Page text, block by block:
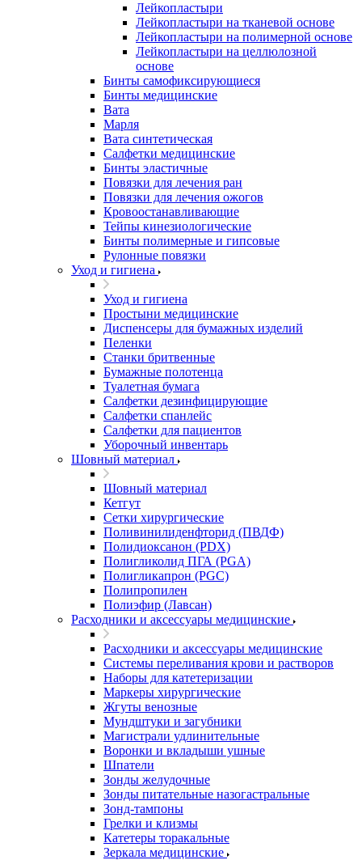
Лейкопластыри
Лейкопластыри на тканевой основе
Лейкопластыри на полимерной основе
Лейкопластыри на целлюлозной
основе
Бинты самофиксирующиеся
Бинты медицинские
Вата
Марля
Вата синтетическая
Салфетки медицинские
Бинты эластичные
Повязки для лечения ран
Повязки для лечения ожогов
Кровоостанавливающие
Тейпы кинезиологические
Бинты полимерные и гипсовые
Рулонные повязки
Уход и гигиена
Уход и гигиена
Простыни медицинские
Диспенсеры для бумажных изделий
Пеленки
Станки бритвенные
Бумажные полотенца
Туалетная бумага
Салфетки дезинфицирующие
Салфетки спанлейс
Салфетки для пациентов
Уборочный инвентарь
Шовный материал
Шовный материал
Кетгут
Сетки хирургические
Поливинилиденфторид (ПВДФ)
Полидиоксанон (PDX)
Полигликолид ПГА (PGA)
Полигликапрон (PGC)
Полипропилен
Полиэфир (Лавсан)
Расходники и аксессуары медицинские
Расходники и аксессуары медицинские
Системы переливания крови и растворов
Наборы для катетеризации
Маркеры хирургические
Жгуты венозные
Мундштуки и загубники
Магистрали удлинительные
Воронки и вкладыши ушные
Шпатели
Зонды желудочные
Зонды питательные назогастральные
Зонд-тампоны
Грелки и клизмы
Катетеры торакальные
Зеркала медицинские